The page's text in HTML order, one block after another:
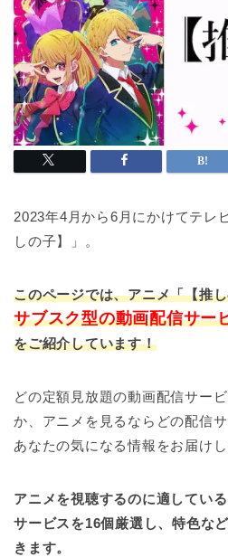
2023年4月から6月にかけてテレ
しの子】」。
このページでは、アニメ「【推
サブスク型の動画配信サー
をご紹介しています！
どの定額見放題の動画配信サー
か、アニメを見るならどの配信
あなたの気になる情報をお届けし
アニメを視聴するのに適してい
サービスを16個厳選し、特色な
きます。